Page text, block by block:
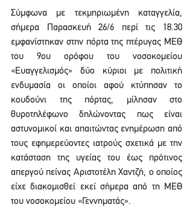
Σύμφωνα με τεκμηριωμένη καταγγελία,
σήμερα Παρασκευή 26/6 περί τις 18.30
εμφανίστηκαν στην πόρτα της πτέρυγας ΜΕΘ
του 9ου ορόφου του νοσοκομείου
«Ευαγγελισμός» δύο κύριοι με πολιτική
ενδυμασία οι οποίοι αφού κτύπησαν το
κουδούνι της πόρτας, μίλησαν στο
θυροτηλέφωνο δηλώνοντας πως είναι
αστυνομικοί και απαιτώντας ενημέρωση από
τους εφημερεύοντες ιατρούς σχετικά με την
κατάσταση της υγείας του έως πρότινος
απεργού πείνας Αριστοτέλη Χαντζή, ο οποίος
είχε διακομισθεί εκεί σήμερα από τη ΜΕΘ
του νοσοκομείου «Γεννηματάς».